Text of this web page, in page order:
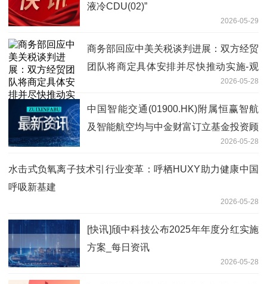
液冷CDU(02)”
2026-05-29
商务部回应中美关税谈判进展：双方经贸
团队将商定具体安排并尽快推动实施-观
2026-05-28
中国智能交通(01900.HK)附属恒赢智航
及智能航空均与中金财富订立基金投资顾
2026-05-28
水击式负氧离子技术引行业变革：呼栖HUXY助力健康中国
呼吸新基建
2026-05-28
[快讯]颀中科技公布2025年年度分红实施
方案_每日资讯
2026-05-28